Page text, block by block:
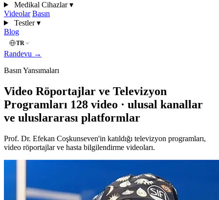
Medikal Cihazlar ▾
Videolar Basın
Testler ▾
Blog
TR
Randevu →
Basın Yansımaları
Video Röportajlar ve Televizyon
Programları 128 video · ulusal kanallar
ve uluslararası platformlar
Prof. Dr. Efekan Coşkunseven'in katıldığı televizyon programları,
video röportajlar ve hasta bilgilendirme videoları.